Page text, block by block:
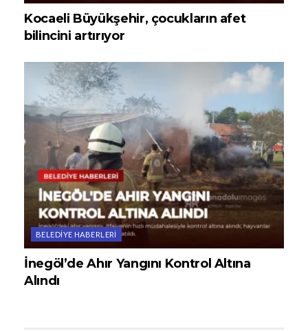
Kocaeli Büyükşehir, çocukların afet
bilincini artırıyor
BELEDIYE HABERLERI
İnegöl’de Ahır Yangını Kontrol Altına
Alındı